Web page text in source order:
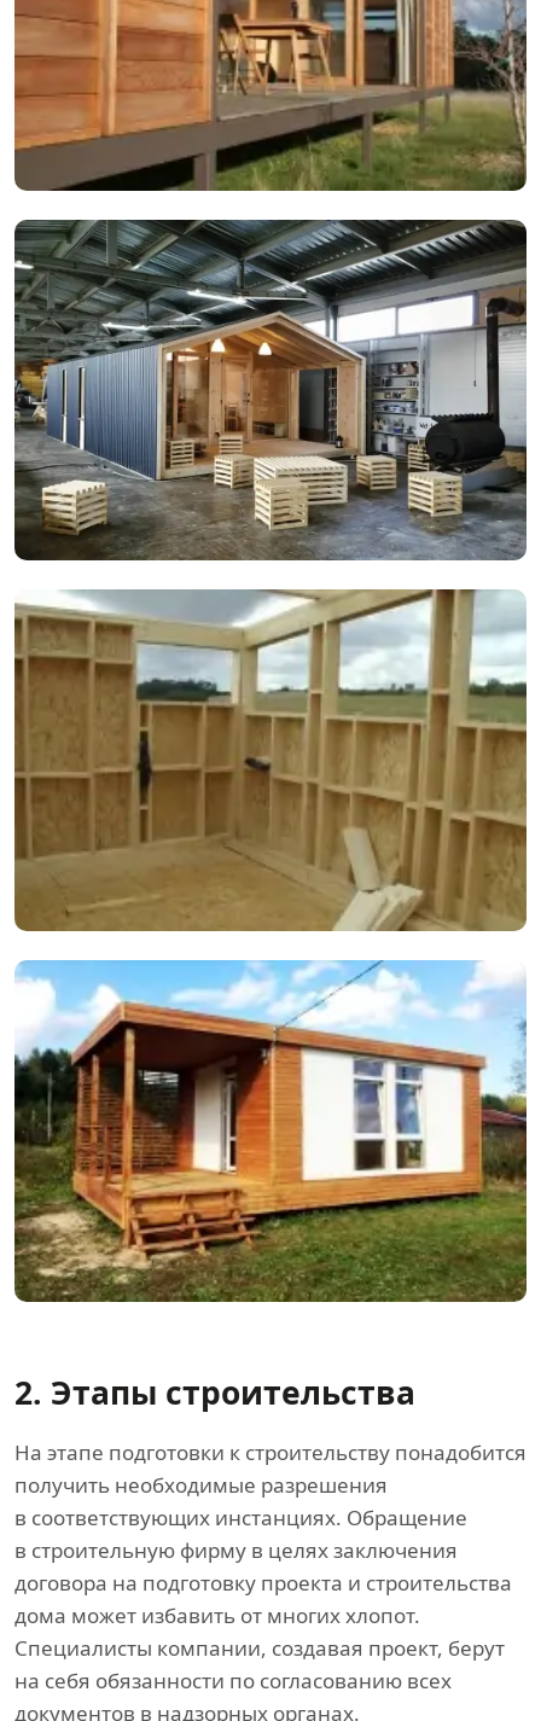
2. Этапы строительства
На этапе подготовки к строительству понадобится
получить необходимые разрешения
в соответствующих инстанциях. Обращение
в строительную фирму в целях заключения
договора на подготовку проекта и строительства
дома может избавить от многих хлопот.
Специалисты компании, создавая проект, берут
на себя обязанности по согласованию всех
документов в надзорных органах.